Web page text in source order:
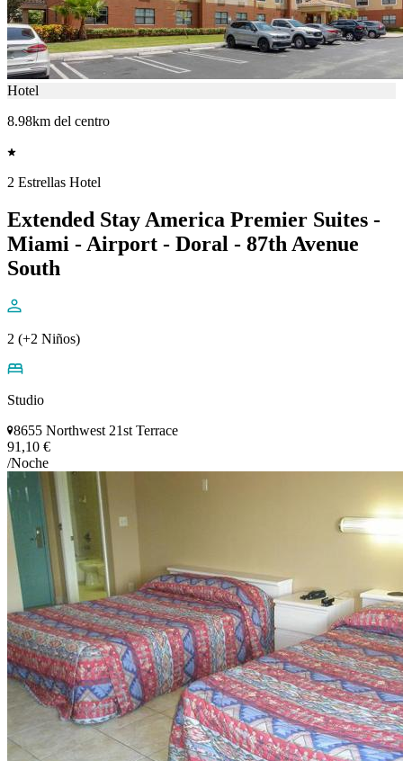
Hotel
8.98km del centro
2 Estrellas Hotel
Extended Stay America Premier Suites -
Miami - Airport - Doral - 87th Avenue
South
2 (+2 Niños)
Studio
8655 Northwest 21st Terrace
91,10 €
/Noche